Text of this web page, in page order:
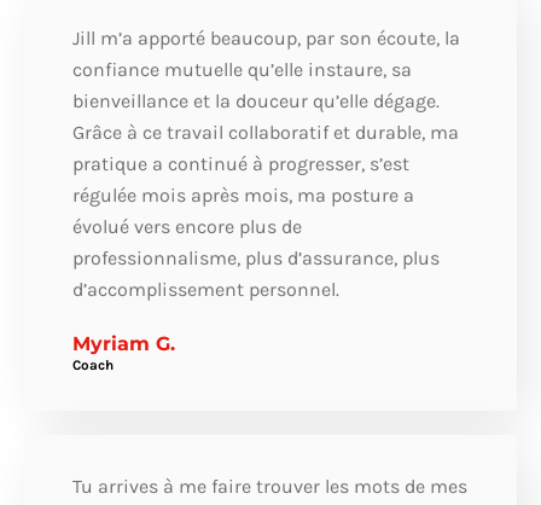
Jill m’a apporté beaucoup, par son écoute, la
confiance mutuelle qu’elle instaure, sa
bienveillance et la douceur qu’elle dégage.
Grâce à ce travail collaboratif et durable, ma
pratique a continué à progresser, s’est
régulée mois après mois, ma posture a
évolué vers encore plus de
professionnalisme, plus d’assurance, plus
d’accomplissement personnel.
Myriam G.
Coach
Tu arrives à me faire trouver les mots de mes